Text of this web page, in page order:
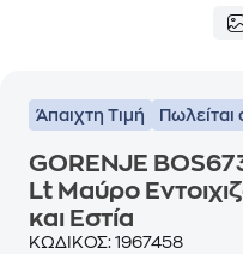
Άπαιχτη Τιμή
GORENJE
Lt Μαύρο
και Εστία
ΚΩΔΙΚΟΣ: 1967458